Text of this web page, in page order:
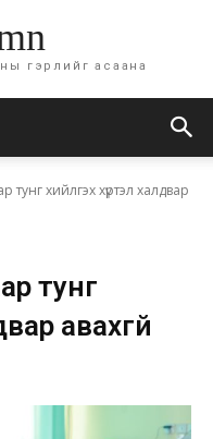
гэрлийг асаана
тунг хийлгэх хүртэл халдвар
тунг
авахгүй